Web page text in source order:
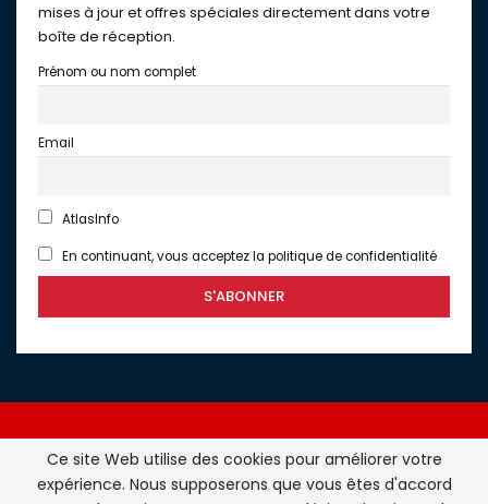
mises à jour et offres spéciales directement dans votre
boîte de réception.
Prénom ou nom complet
Email
AtlasInfo
En continuant, vous acceptez la politique de confidentialité
Atlasinfo.fr : l'essentiel de l'actualité de la France et du
Ce site Web utilise des cookies pour améliorer votre
expérience. Nous supposerons que vous êtes d'accord